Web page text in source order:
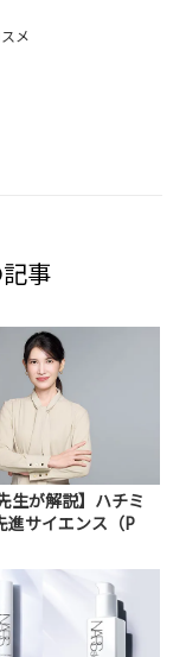
メ
事
生が解説】ハチミ
進サイエンス（P